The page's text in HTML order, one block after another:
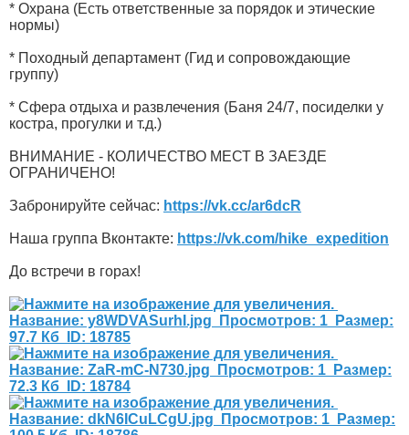
* Охрана (Есть ответственные за порядок и этические
нормы)
* Походный департамент (Гид и сопровождающие
группу)
* Сфера отдыха и развлечения (Баня 24/7, посиделки у
костра, прогулки и т.д.)
ВНИМАНИЕ - КОЛИЧЕСТВО МЕСТ В ЗАЕЗДЕ
ОГРАНИЧЕНО!
Забронируйте сейчас: https://vk.cc/ar6dcR
Наша группа Вконтакте: https://vk.com/hike_expedition
До встречи в горах!